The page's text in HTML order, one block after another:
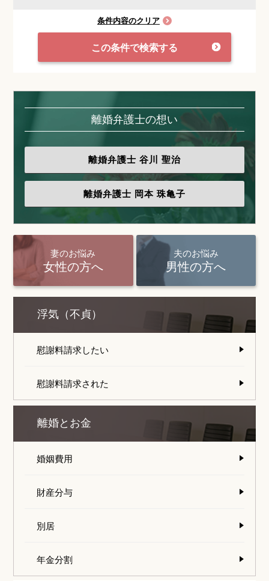
条件内容のクリア
この条件で検索する
離婚弁護士の想い
離婚弁護士 谷川 聖治
離婚弁護士 岡本 珠亀子
妻のお悩み
女性の方へ
夫のお悩み
男性の方へ
浮気（不貞）
慰謝料請求したい
慰謝料請求された
離婚とお金
婚姻費用
財産分与
別居
年金分割